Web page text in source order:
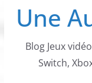
Une
Blog Jeux
Switch,